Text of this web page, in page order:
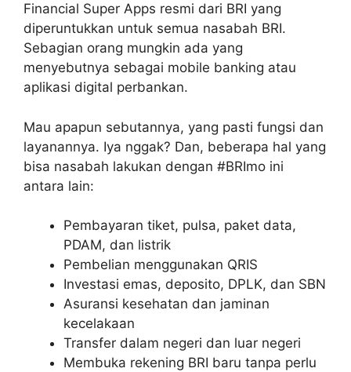
Financial Super Apps resmi dari BRI yang
diperuntukkan untuk semua nasabah BRI.
Sebagian orang mungkin ada yang
menyebutnya sebagai mobile banking atau
aplikasi digital perbankan.
Mau apapun sebutannya, yang pasti fungsi dan
layanannya. Iya nggak? Dan, beberapa hal yang
bisa nasabah lakukan dengan #BRImo ini
antara lain:
Pembayaran tiket, pulsa, paket data,
PDAM, dan listrik
Pembelian menggunakan QRIS
Investasi emas, deposito, DPLK, dan SBN
Asuransi kesehatan dan jaminan
kecelakaan
Transfer dalam negeri dan luar negeri
Membuka rekening BRI baru tanpa perlu